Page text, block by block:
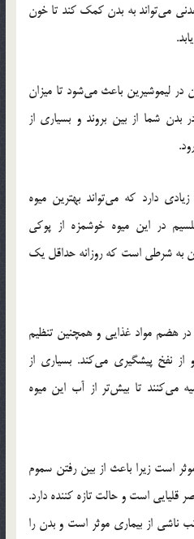
می‌تواند به بدن کمک کند تا خون
در لیموشیرین باعث می‌شود تا میزان
بدن شما از بین بروند و بسیاری از
دارد که می‌تواند بهترین میوه
در این میوه خوشمزه از پوکی
به شرطی است که روزانه حداقل یک
در هضم مواد غذایی و همچنین تنظیم
از نفخ پیشگیری می‌کند. بسیاری از
می‌کنند تا بیش‌تر از آب این میوه
است زیرا باعث از بین رفتن سموم
قلیایی است و حالت تازه کننده دارد.
ناشی از بیماری موثر است و بدن را